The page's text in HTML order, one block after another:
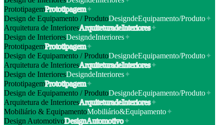
PrototipagemPrototipagem✦
Design de Equipamento / ProdutoDesigndeEquipamento/Produto✦
Arquitetura de InterioresArquiteturadeInteriores✦
Design de InterioresDesigndeInteriores✦
PrototipagemPrototipagem✦
Design de Equipamento / ProdutoDesigndeEquipamento/Produto✦
Arquitetura de InterioresArquiteturadeInteriores✦
Design de InterioresDesigndeInteriores✦
PrototipagemPrototipagem✦
Design de Equipamento / ProdutoDesigndeEquipamento/Produto✦
Arquitetura de InterioresArquiteturadeInteriores✦
Mobiliário & EquipamentoMobiliário&Equipamento✦
Design AutomotivoDesignAutomotivo✦